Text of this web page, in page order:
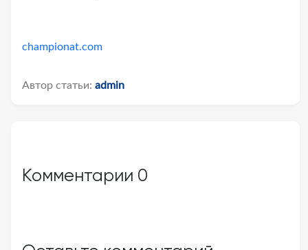
championat.com
Автор статьи: admin
Комментарии 0